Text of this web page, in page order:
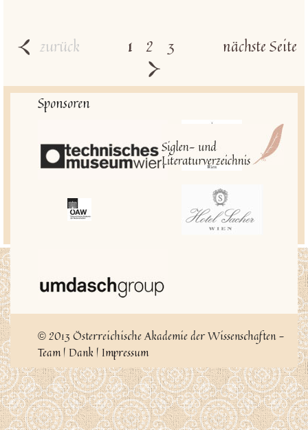
zurück 1 2 3 nächste Seite
Sponsoren
© 2013 Österreichische Akademie der Wissenschaften -
Team| Dank | Impressum